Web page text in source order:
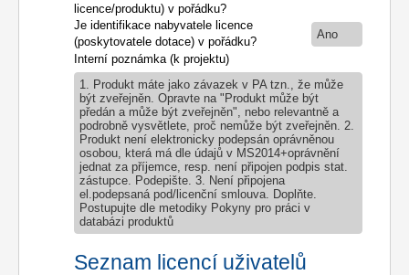
licence/produktu) v pořádku?
Je identifikace nabyvatele licence
(poskytovatele dotace) v pořádku?
Ano
Interní poznámka (k projektu)
1. Produkt máte jako závazek v PA tzn., že může
být zveřejněn. Opravte na "Produkt může být
předán a může být zveřejněn", nebo relevantně a
podrobně vysvětlete, proč nemůže být zveřejněn. 2.
Produkt není elektronicky podepsán oprávněnou
osobou, která má dle údajů v MS2014+oprávnění
jednat za příjemce, resp. není připojen podpis stat.
zástupce. Podepište. 3. Není připojena
el.podepsaná pod/licenční smlouva. Doplňte.
Postupujte dle metodiky Pokyny pro práci v
databázi produktů
Seznam licencí uživatelů